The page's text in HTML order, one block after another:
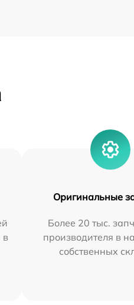
в
Оригинальные
Более 20 тыс.
производителя в
собственных